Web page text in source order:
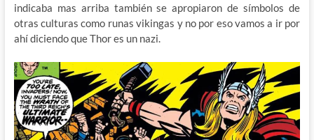
indicaba mas arriba también se apropiaron de símbolos de
otras culturas como runas vikingas y no por eso vamos a ir por
ahí diciendo que Thor es un nazi.